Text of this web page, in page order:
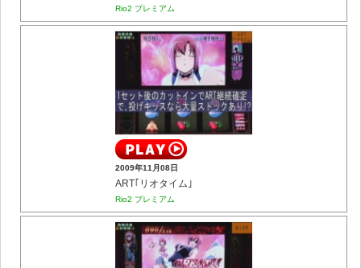
Rio2 プレミアム
2009年11月08日
ART｢リオタイム｣
Rio2 プレミアム